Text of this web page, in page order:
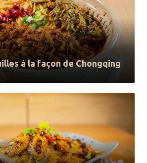
à la façon de Chongqing